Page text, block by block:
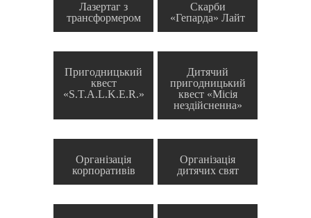
Лазертаг з
трансформером
Скарби
«Гепарда» Лайт
Пригодницький
квест
«S.T.A.L.K.E.R.»
Дитячий
пригодницький
квест «Місія
нездійсненна»
Організація
корпоративів
Організація
дитячих свят